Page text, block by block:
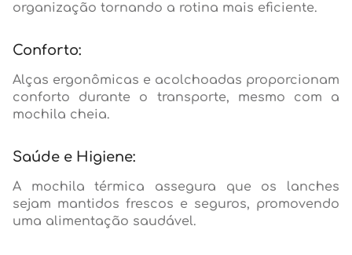
organização tornando a rotina mais eficiente.
Conforto:
Alças ergonômicas e acolchoadas proporcionam
conforto durante o transporte, mesmo com a
mochila cheia.
Saúde e Higiene:
A mochila térmica assegura que os lanches
sejam mantidos frescos e seguros, promovendo
uma alimentação saudável.